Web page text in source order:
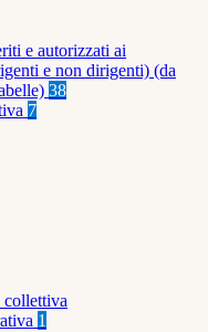
e autorizzati ai
e non dirigenti) (da
38
7
collettiva
1